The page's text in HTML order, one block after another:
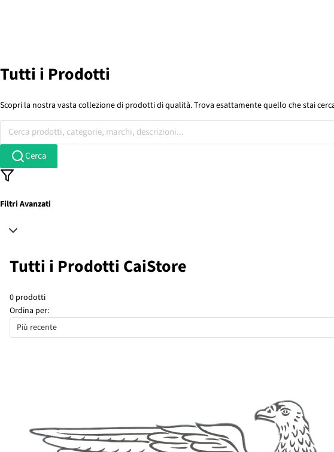
Tutti i Prodotti
Scopri la nostra vasta collezione di prodotti di qualità. Trova esattamente quello che stai
Cerca prodotti, categorie, marchi, descrizioni...
Cerca
Filtri Avanzati
Tutti i Prodotti CaiStore
0 prodotti
Ordina per:
Più recente